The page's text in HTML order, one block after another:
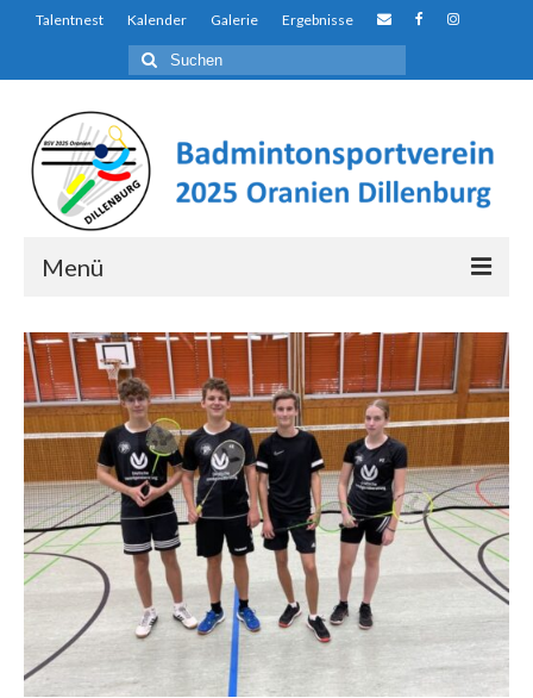
Talentnest Kalender Galerie Ergebnisse
Suchen
nach:
Menü
Über uns…
Auf den ersten Blick…
Der Unterschied
Talentnest
Ausbildungs- und Förderkonzept
Jugendschutzkonzept
Spielfeld und -Regeln
Kalender